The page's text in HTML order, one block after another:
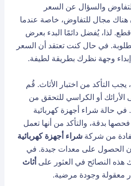
والسؤال عن السعر
هناك مجال للتفاوض، خاصة عندما
لذا، يُفضل دائمًا البدء بعرض
في حال كنت تعتقد أن السعر
إبداء وجهة نظرك بطريقة لطيفة.
يجب التأكد من اختبار الأثاث. قُم
أو الكراسي للتحقق من
في حالة شراء أجهزة كهربائية
بدقة، والتأكد من أنها تعمل
من شركة شراء أجهزة كهربائية
الحصول على معدات جيدة. في
هذه النصائح في العثور على أثاث
معقولة وجودة مرضية.